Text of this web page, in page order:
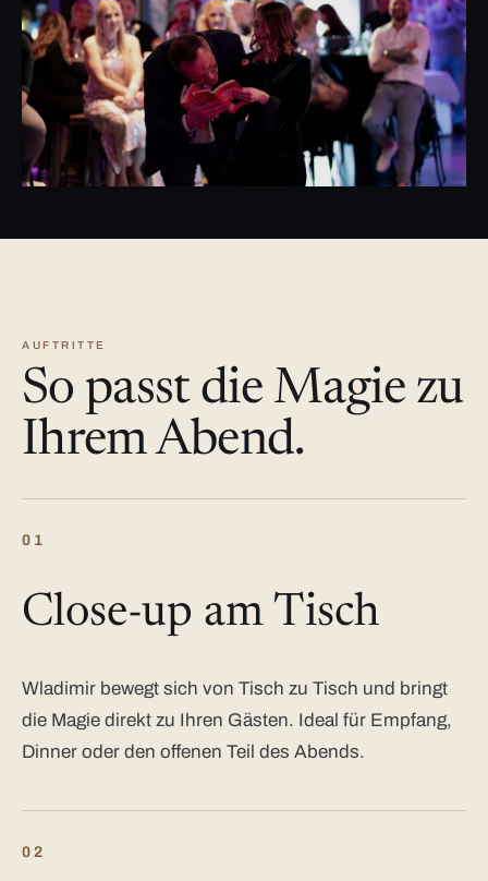
AUFTRITTE
So passt die Magie zu
Ihrem Abend.
01
Close-up am Tisch
Wladimir bewegt sich von Tisch zu Tisch und bringt
die Magie direkt zu Ihren Gästen. Ideal für Empfang,
Dinner oder den offenen Teil des Abends.
02